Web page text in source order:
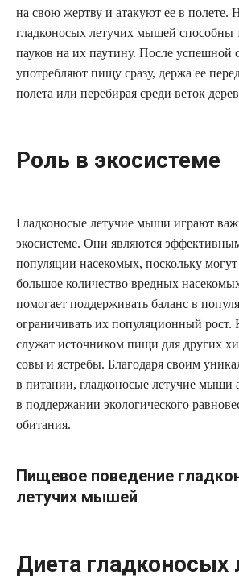
на свою жертву и атакуют ее в полете.
гладконосых летучих мышей способны
пауков на их паутину. После успешной
употребляют пищу сразу, держа ее
полета или перебирая среди веток
Роль в экосистеме
Гладконосые летучие мыши играют
экосистеме. Они являются
популяции насекомых, поскольку могут
большое количество вредных
помогает поддерживать баланс в
ограничивать их популяционный рост.
служат источником пищи для других
совы и ястребы. Благодаря своим
в питании, гладконосые летучие мыши
в поддержании экологического
обитания.
Пищевое поведение
летучих мышей
Диета гладконосых